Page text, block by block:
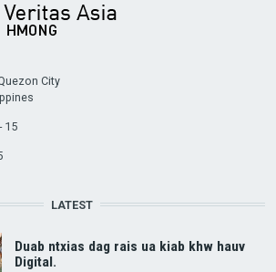
City
15
LATEST
Duab ntxias dag rais ua kiab khw hauv
Digital.